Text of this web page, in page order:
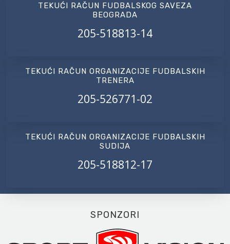
TEKUĆI RAČUN FUDBALSKOG SAVEZA
BEOGRADA
205-518813-14
TEKUĆI RAČUN ORGANIZACIJE FUDBALSKIH
TRENERA
205-526771-02
TEKUĆI RAČUN ORGANIZACIJE FUDBALSKIH
SUDIJA
205-518812-17
SPONZORI